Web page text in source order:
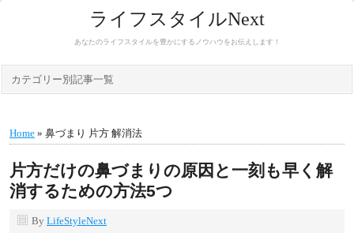
ライフスタイルNext
あなたのライフスタイルを豊かにするノウハウをお伝えします！
カテゴリー別記事一覧
Home » 鼻づまり 片方 解消法
片方だけの鼻づまりの原因と一刻も早く解
消するための方法5つ
By LifeStyleNext